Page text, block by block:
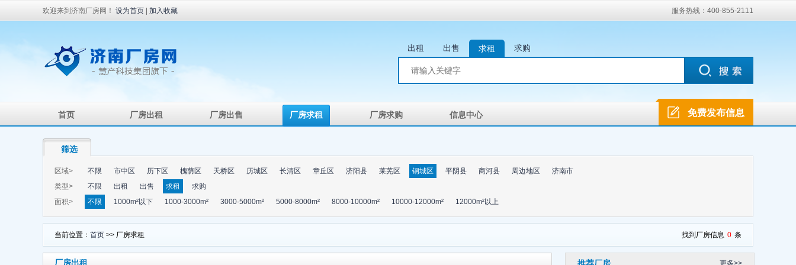
欢迎来到济南厂房网！ 设为首页 加入收藏 服务热线：400-855-2111
出租 出售 求租 求购
首页 厂房出租 厂房出售 厂房求租 厂房求购 信息中心 免费发布信息
筛选
区域> 不限 市中区 历下区 槐荫区 天桥区 历城区 长清区 章丘区 济阳县 莱芜区 钢城区 平阴县 商河县 周边地区
济南市
类型>
不限 出租 出售 求租
求购
面积>
不限 1000m²以下 1000-3000m² 3000-5000m² 5000-8000m² 8000-10000m² 10000-12000m² 12000m²以上
当前位置： 首页 >> 厂房求租 找到厂房信息 0 条
厂房出租 更多>>